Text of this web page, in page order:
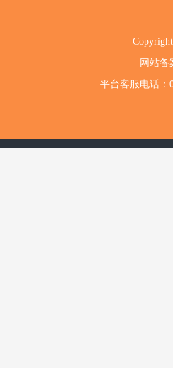
网站
平台客服电话：